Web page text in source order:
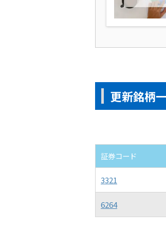
更新銘柄
証券コード
3321
6264